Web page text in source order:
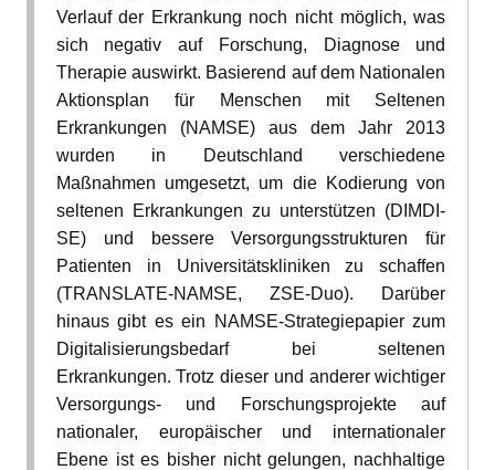
Menü aufklappen
Menü aufklappen
Verlauf der Erkrankung noch nicht möglich, was
sich negativ auf Forschung, Diagnose und
Therapie auswirkt. Basierend auf dem Nationalen
Aktionsplan für Menschen mit Seltenen
Erkrankungen (NAMSE) aus dem Jahr 2013
wurden in Deutschland verschiedene
Maßnahmen umgesetzt, um die Kodierung von
seltenen Erkrankungen zu unterstützen (DIMDI-
SE) und bessere Versorgungsstrukturen für
Patienten in Universitätskliniken zu schaffen
(TRANSLATE-NAMSE, ZSE-Duo). Darüber
hinaus gibt es ein NAMSE-Strategiepapier zum
Digitalisierungsbedarf bei seltenen
Erkrankungen. Trotz dieser und anderer wichtiger
Versorgungs- und Forschungsprojekte auf
nationaler, europäischer und internationaler
Ebene ist es bisher nicht gelungen, nachhaltige